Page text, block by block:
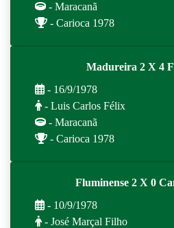
- Maracanã
- Carioca 1978
Madureira 2 X 4
- 16/9/1978
- Luis Carlos Félix
- Maracanã
- Carioca 1978
Fluminense 2 X 0
- 10/9/1978
- José Marçal Filho